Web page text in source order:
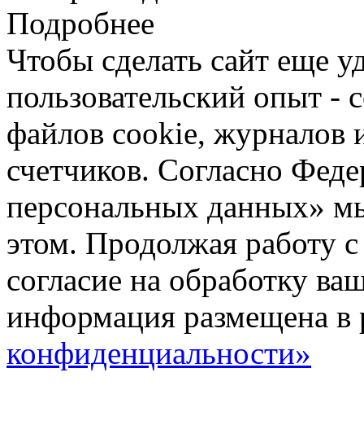
Подробнее
Чтобы сделать сайт еще
пользовательский опыт
файлов cookie, журналов
счетчиков. Согласно
персональных данных»
этом. Продолжая работу
согласие на обработку
информация размещена в
конфиденциальности»